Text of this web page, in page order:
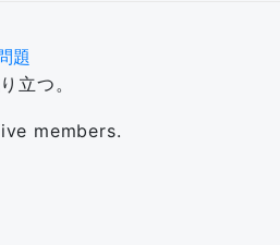
題
立つ。
members.